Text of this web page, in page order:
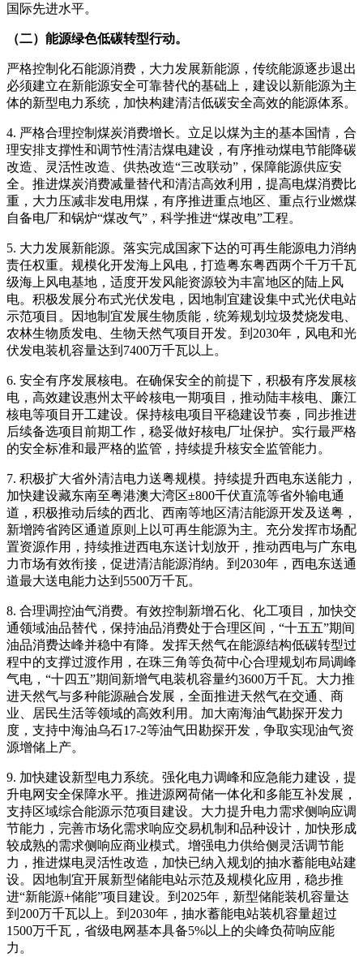
国际先进水平。
（二）能源绿色低碳转型行动。
严格控制化石能源消费，大力发展新能源，传统能源逐步退出
必须建立在新能源安全可靠替代的基础上，建设以新能源为主
体的新型电力系统，加快构建清洁低碳安全高效的能源体系。
4. 严格合理控制煤炭消费增长。立足以煤为主的基本国情，合
理安排支撑性和调节性清洁煤电建设，有序推动煤电节能降碳
改造、灵活性改造、供热改造“三改联动”，保障能源供应安
全。推进煤炭消费减量替代和清洁高效利用，提高电煤消费比
重，大力压减非发电用煤，有序推进重点地区、重点行业燃煤
自备电厂和锅炉“煤改气”，科学推进“煤改电”工程。
5. 大力发展新能源。落实完成国家下达的可再生能源电力消纳
责任权重。规模化开发海上风电，打造粤东粤西两个千万千瓦
级海上风电基地，适度开发风能资源较为丰富地区的陆上风
电。积极发展分布式光伏发电，因地制宜建设集中式光伏电站
示范项目。因地制宜发展生物质能，统筹规划垃圾焚烧发电、
农林生物质发电、生物天然气项目开发。到2030年，风电和光
伏发电装机容量达到7400万千瓦以上。
6. 安全有序发展核电。在确保安全的前提下，积极有序发展核
电，高效建设惠州太平岭核电一期项目，推动陆丰核电、廉江
核电等项目开工建设。保持核电项目平稳建设节奏，同步推进
后续备选项目前期工作，稳妥做好核电厂址保护。实行最严格
的安全标准和最严格的监管，持续提升核安全监管能力。
7. 积极扩大省外清洁电力送粤规模。持续提升西电东送能力，
加快建设藏东南至粤港澳大湾区±800千伏直流等省外输电通
道，积极推动后续的西北、西南等地区清洁能源开发及送粤，
新增跨省跨区通道原则上以可再生能源为主。充分发挥市场配
置资源作用，持续推进西电东送计划放开，推动西电与广东电
力市场有效衔接，促进清洁能源消纳。到2030年，西电东送通
道最大送电能力达到5500万千瓦。
8. 合理调控油气消费。有效控制新增石化、化工项目，加快交
通领域油品替代，保持油品消费处于合理区间，“十五五”期间
油品消费达峰并稳中有降。发挥天然气在能源结构低碳转型过
程中的支撑过渡作用，在珠三角等负荷中心合理规划布局调峰
气电，“十四五”期间新增气电装机容量约3600万千瓦。大力推
进天然气与多种能源融合发展，全面推进天然气在交通、商
业、居民生活等领域的高效利用。加大南海油气勘探开发力
度，支持中海油乌石17-2等油气田勘探开发，争取实现油气资
源增储上产。
9. 加快建设新型电力系统。强化电力调峰和应急能力建设，提
升电网安全保障水平。推进源网荷储一体化和多能互补发展，
支持区域综合能源示范项目建设。大力提升电力需求侧响应调
节能力，完善市场化需求响应交易机制和品种设计，加快形成
较成熟的需求侧响应商业模式。增强电力供给侧灵活调节能
力，推进煤电灵活性改造，加快已纳入规划的抽水蓄能电站建
设。因地制宜开展新型储能电站示范及规模化应用，稳步推
进“新能源+储能”项目建设。到2025年，新型储能装机容量达
到200万千瓦以上。到2030年，抽水蓄能电站装机容量超过
1500万千瓦，省级电网基本具备5%以上的尖峰负荷响应能
力。